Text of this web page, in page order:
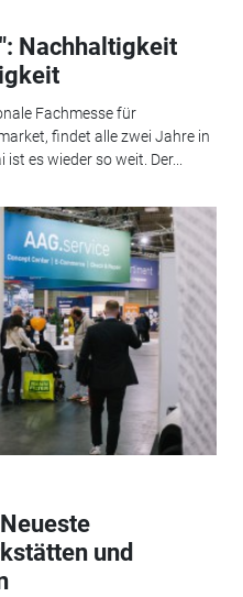
Nachhaltigkeit
Fachmesse für
findet alle zwei Jahre in
es wieder so weit. Der...
und